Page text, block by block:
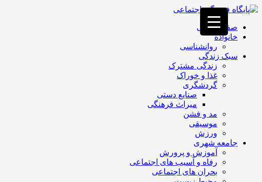
فصد
غرب
تهران
خشکشویی
تصفیه
تهران
صفحه اصلی
خانواده
روانشناسی
سبک زندگی
زندگی مشترک
غذا و خوراک
گردشگری
صنایع دستی
میراث فرهنگی
مد و فشن
موسیقی
ورزش
جامعه شهری
آموزش و پرورش
رفاه و آسیب های اجتماعی
بحران های اجتماعی